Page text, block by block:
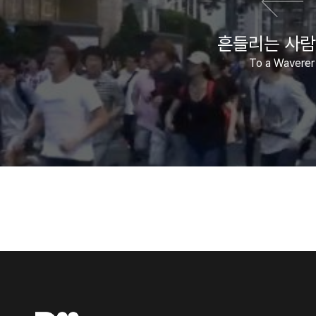
흔들리는 사
To a Waverer